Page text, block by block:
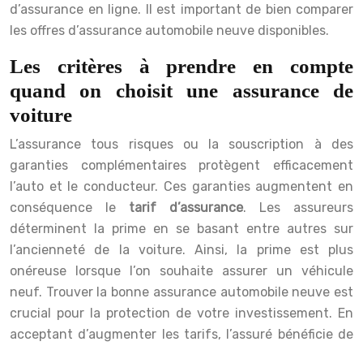
d’assurance en ligne. Il est important de bien comparer
les offres d’assurance automobile neuve disponibles.
Les critères à prendre en compte
quand on choisit une assurance de
voiture
L’assurance tous risques ou la souscription à des
garanties complémentaires protègent efficacement
l’auto et le conducteur. Ces garanties augmentent en
conséquence le tarif d’assurance. Les assureurs
déterminent la prime en se basant entre autres sur
l’ancienneté de la voiture. Ainsi, la prime est plus
onéreuse lorsque l’on souhaite assurer un véhicule
neuf. Trouver la bonne assurance automobile neuve est
crucial pour la protection de votre investissement. En
acceptant d’augmenter les tarifs, l’assuré bénéficie de